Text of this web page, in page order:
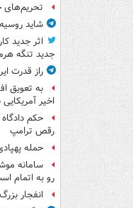
تحریم‌های
شاید
اثر جدید
جدید تنگه
راز قدرت
به تعویق
اخیر
حکم
رقص ترامپ
حمله
سامانه
رو به اتمام
انفجار